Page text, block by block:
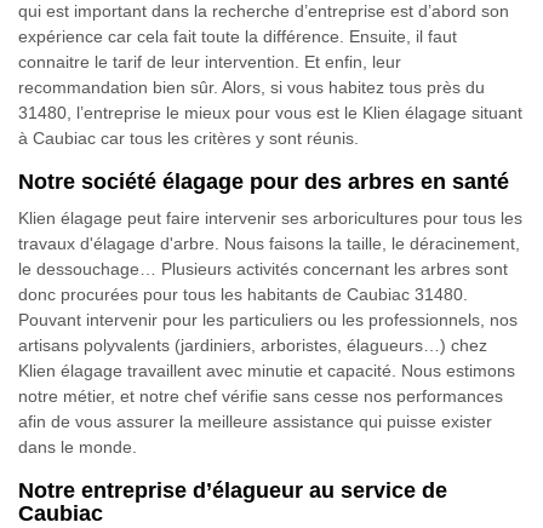
qui est important dans la recherche d’entreprise est d’abord son
expérience car cela fait toute la différence. Ensuite, il faut
connaitre le tarif de leur intervention. Et enfin, leur
recommandation bien sûr. Alors, si vous habitez tous près du
31480, l’entreprise le mieux pour vous est le Klien élagage situant
à Caubiac car tous les critères y sont réunis.
Notre société élagage pour des arbres en santé
Klien élagage peut faire intervenir ses arboricultures pour tous les
travaux d'élagage d'arbre. Nous faisons la taille, le déracinement,
le dessouchage… Plusieurs activités concernant les arbres sont
donc procurées pour tous les habitants de Caubiac 31480.
Pouvant intervenir pour les particuliers ou les professionnels, nos
artisans polyvalents (jardiniers, arboristes, élagueurs…) chez
Klien élagage travaillent avec minutie et capacité. Nous estimons
notre métier, et notre chef vérifie sans cesse nos performances
afin de vous assurer la meilleure assistance qui puisse exister
dans le monde.
Notre entreprise d’élagueur au service de
Caubiac